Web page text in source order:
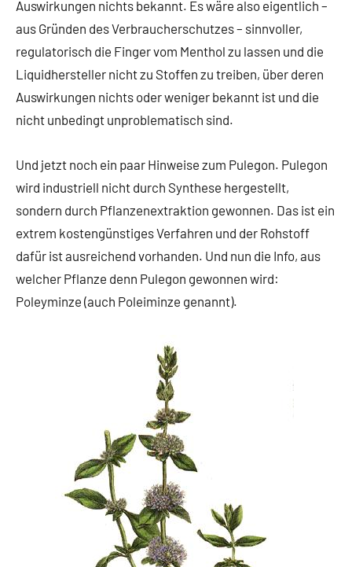
Auswirkungen nichts bekannt. Es wäre also eigentlich –
aus Gründen des Verbraucherschutzes – sinnvoller,
regulatorisch die Finger vom Menthol zu lassen und die
Liquidhersteller nicht zu Stoffen zu treiben, über deren
Auswirkungen nichts oder weniger bekannt ist und die
nicht unbedingt unproblematisch sind.
Und jetzt noch ein paar Hinweise zum Pulegon. Pulegon
wird industriell nicht durch Synthese hergestellt,
sondern durch Pflanzenextraktion gewonnen. Das ist ein
extrem kostengünstiges Verfahren und der Rohstoff
dafür ist ausreichend vorhanden. Und nun die Info, aus
welcher Pflanze denn Pulegon gewonnen wird:
Poleyminze (auch Poleiminze genannt).